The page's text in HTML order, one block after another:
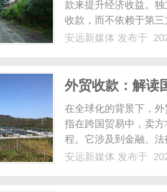
款来提升经济收益。
收款，而不依赖于第
方法和技巧。首先，
安远新媒体 发布于
外贸收款：解读
在全球化的背景下，
指在跨国贸易中，卖
程。它涉及到金融、
易参与者来说至关重
安远新媒体 发布于